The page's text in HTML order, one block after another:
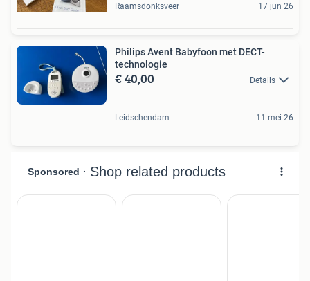
Raamsdonksveer 17 jun 26
Philips Avent Babyfoon met DECT-
technologie
€ 40,00 Details
Leidschendam 11 mei 26